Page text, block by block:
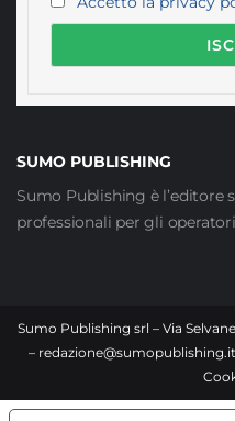
SUMO PUBLISHING
Sumo Publishing è l’editore
professionali per gli
Sumo Publishing srl – Via
– redazione@sumopublishing.it